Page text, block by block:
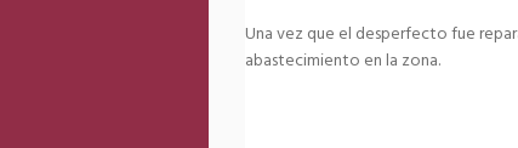
Una vez que el desperfecto fue
abastecimiento en la zona.